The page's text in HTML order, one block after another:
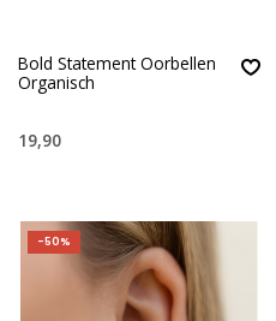
Bold Statement Oorbellen
Organisch
19,90
-50%